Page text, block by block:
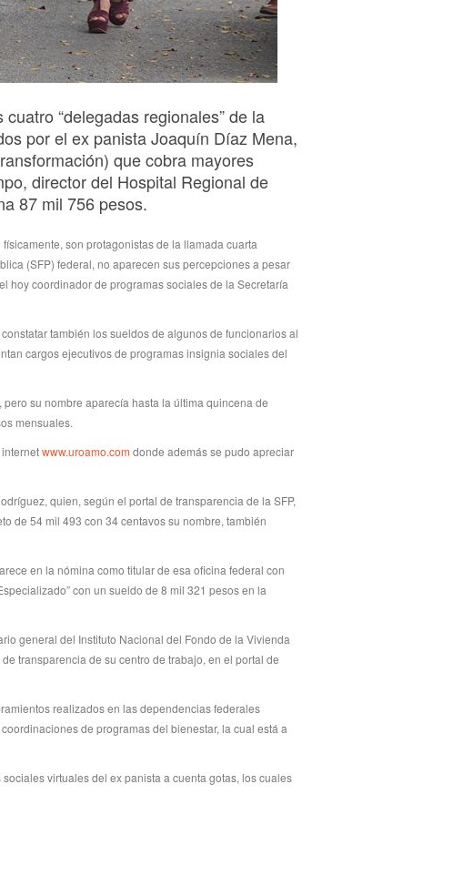
“delegadas regionales” de la
por el ex panista Joaquín Díaz Mena,
que cobra mayores
director del Hospital Regional de
87 mil 756 pesos.
son protagonistas de la llamada cuarta
(SFP) federal, no aparecen sus percepciones a pesar
hoy coordinador de programas sociales de la Secretaría
también los sueldos de algunos de funcionarios al
cargos ejecutivos de programas insignia sociales del
su nombre aparecía hasta la última quincena de
mensuales.
www.uroamo.com donde además se pudo apreciar
quien, según el portal de transparencia de la SFP,
de 54 mil 493 con 34 centavos su nombre, también
en la nómina como titular de esa oficina federal con
con un sueldo de 8 mil 321 pesos en la
general del Instituto Nacional del Fondo de la Vivienda
transparencia de su centro de trabajo, en el portal de
realizados en las dependencias federales
de programas del bienestar, la cual está a
virtuales del ex panista a cuenta gotas, los cuales